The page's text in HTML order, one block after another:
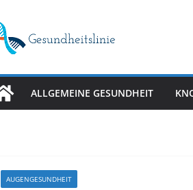
ALLGEMEINE GESUNDHEIT
AUGENGESUNDHEIT